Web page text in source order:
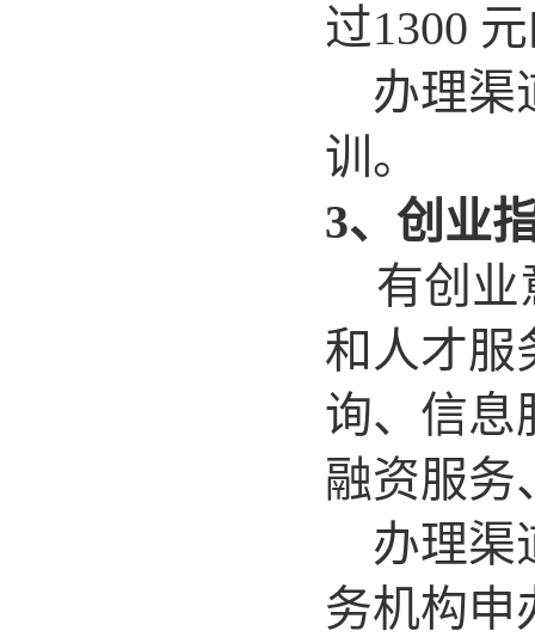
过1300
办理渠
训。
3、创业
有创业
和人才服
询、信息
融资服务
办理渠
务机构申